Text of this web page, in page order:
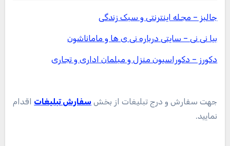
جالبز – مجله اینترنتی و سبک زندگی
بیا نی نی – سایتی درباره نی ی ها و ماماناشون
دکورز – دکوراسیون منزل و مبلمان اداری و تجاری
جهت سفارش و درج تبلیغات از بخش سفارش تبلیغات اقدام
نمایید.